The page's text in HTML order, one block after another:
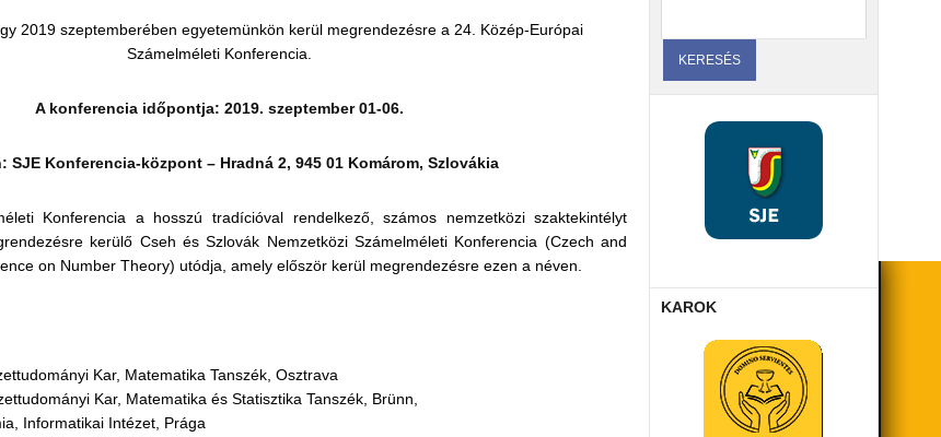
2019 szeptemberében egyetemünkön kerül megrendezésre a 24. Közép-Európai
Számelméleti Konferencia.
A konferencia időpontja: 2019. szeptember 01-06.
SJE Konferencia-központ – Hradná 2, 945 01 Komárom, Szlovákia
Konferencia a hosszú tradícióval rendelkező, számos nemzetközi szaktekintélyt
kerülő Cseh és Szlovák Nemzetközi Számelméleti Konferencia (Czech and
on Number Theory) utódja, amely először kerül megrendezésre ezen a néven.
Kar, Matematika Tanszék, Osztrava
Kar, Matematika és Statisztika Tanszék, Brünn,
Informatikai Intézet, Prága
KAROK